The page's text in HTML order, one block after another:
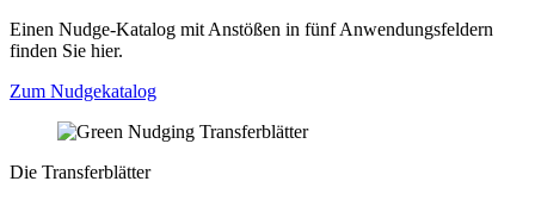
Einen Nudge-Katalog mit Anstößen in fünf Anwendungsfeldern
finden Sie hier.
Zum Nudgekatalog
Die Transferblätter